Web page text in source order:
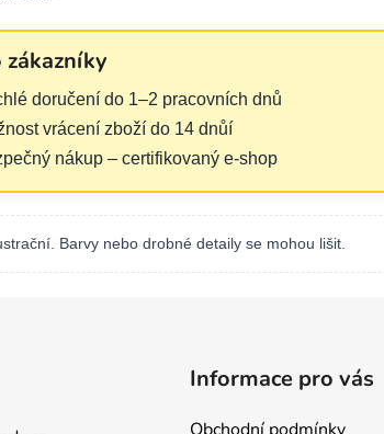
zákazníky
doručení do 1–2 pracovních dnů
vrácení zboží do 14 dnůí
nákup – certifikovaný e‑shop
Barvy nebo drobné detaily se mohou lišit.
Informace pro vás